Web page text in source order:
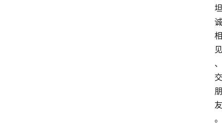
坦
诚
相
见
、
交
朋
友
。